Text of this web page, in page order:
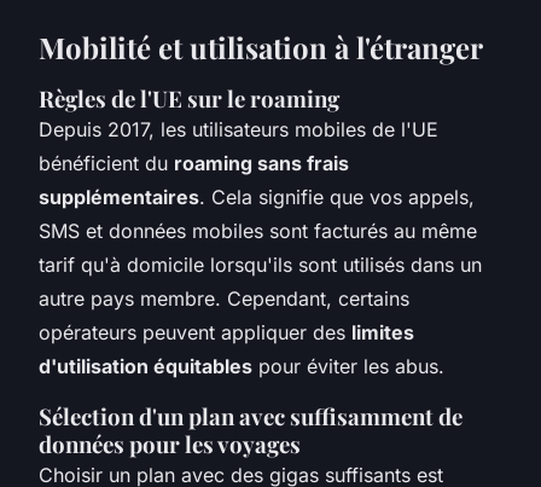
Mobilité et utilisation à l'étranger
Règles de l'UE sur le roaming
Depuis 2017, les utilisateurs mobiles de l'UE
bénéficient du roaming sans frais
supplémentaires. Cela signifie que vos appels,
SMS et données mobiles sont facturés au même
tarif qu'à domicile lorsqu'ils sont utilisés dans un
autre pays membre. Cependant, certains
opérateurs peuvent appliquer des limites
d'utilisation équitables pour éviter les abus.
Sélection d'un plan avec suffisamment de
données pour les voyages
Choisir un plan avec des gigas suffisants est